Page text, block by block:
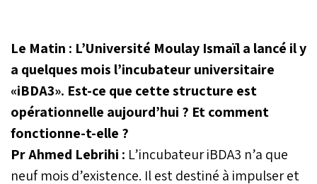
Le Matin : L’Université Moulay Ismaïl a lancé il y
a quelques mois l’incubateur universitaire
«iBDA3». Est-ce que cette structure est
opérationnelle aujourd’hui ? Et comment
fonctionne-t-elle ?
Pr Ahmed Lebrihi : L’incubateur iBDA3 n’a que
neuf mois d’existence. Il est destiné à impulser et